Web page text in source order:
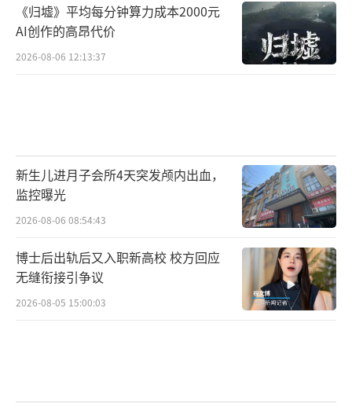
《归墟》平均每分钟算力成本2000元
AI创作的高昂代价
2026-08-06 12:13:37
新生儿进月子会所4天突发颅内出血，
监控曝光
2026-08-06 08:54:43
博士后出轨后又入职新高校 校方回应
无缝衔接引争议
2026-08-05 15:00:03